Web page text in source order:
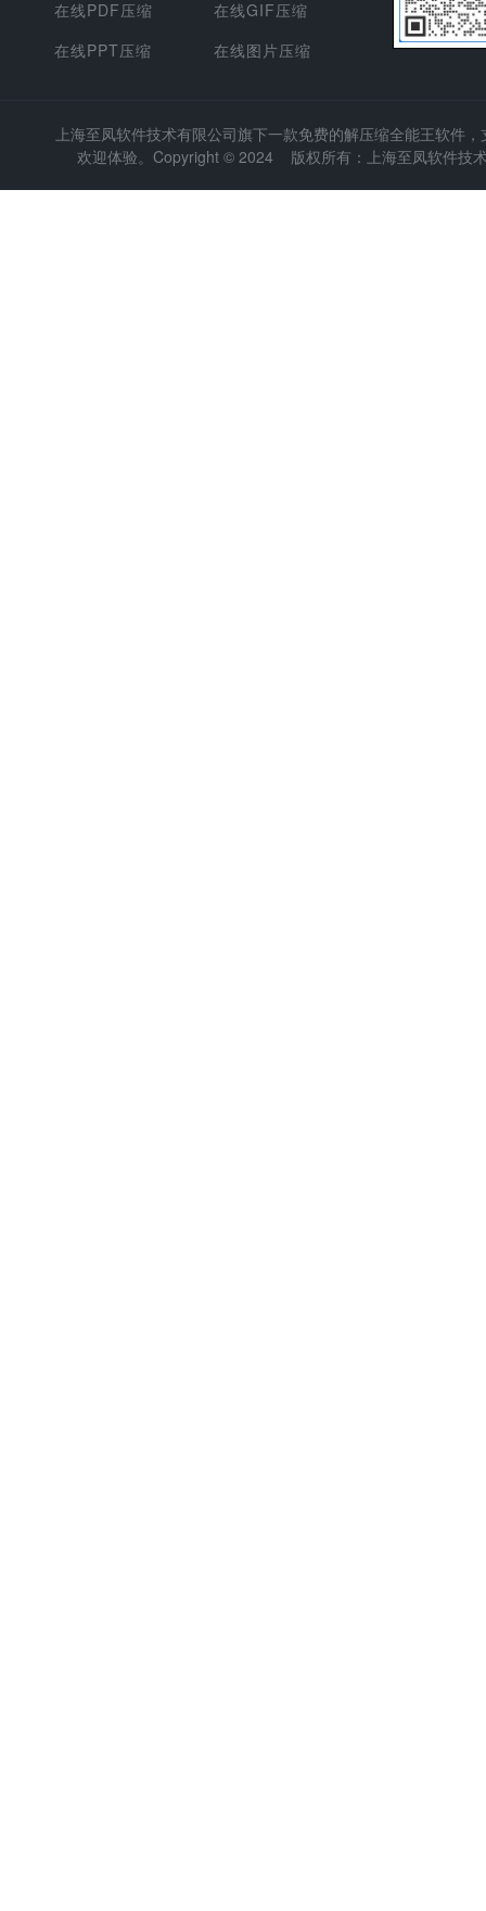
在线PDF压缩
在线PPT压缩
在线GIF压缩
在线图片压缩
上海至凤软件技术有限公司旗下一款免费的解压缩全能王软件
欢迎体验。Copyright © 2024 版权所有：上海至凤软件技